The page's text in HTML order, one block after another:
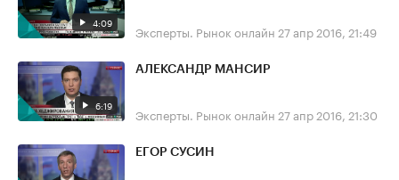
4:09 Эксперты. Рынок онлайн 27 апр 2016, 21:49
6:19
АЛЕКСАНДР МАНСИР
Эксперты. Рынок онлайн 27 апр 2016, 21:30
ЕГОР СУСИН